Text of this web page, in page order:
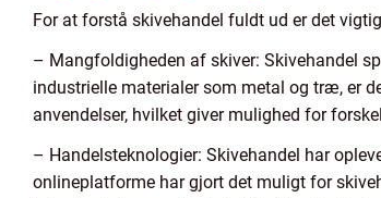
For at forstå skivehandel fuldt ud er det
– Mangfoldigheden af skiver: Skivehandel
industrielle materialer som metal og træ, er
anvendelser, hvilket giver mulighed for
– Handelsteknologier: Skivehandel har
onlineplatforme har gjort det muligt for